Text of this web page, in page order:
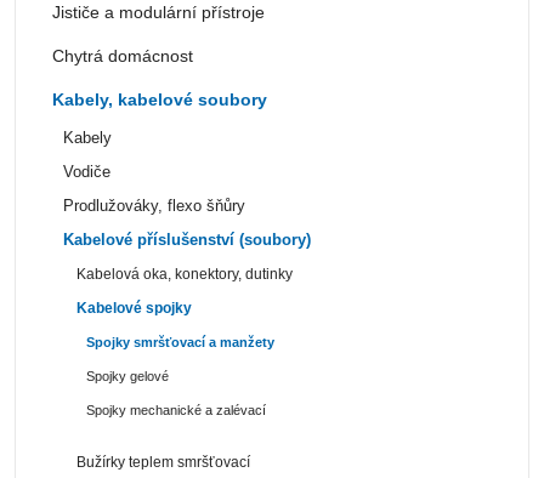
Jističe a modulární přístroje
Chytrá domácnost
Kabely, kabelové soubory
Kabely
Vodiče
Prodlužováky, flexo šňůry
Kabelové příslušenství (soubory)
Kabelová oka, konektory, dutinky
Kabelové spojky
Spojky smršťovací a manžety
Spojky gelové
Spojky mechanické a zalévací
Bužírky teplem smršťovací